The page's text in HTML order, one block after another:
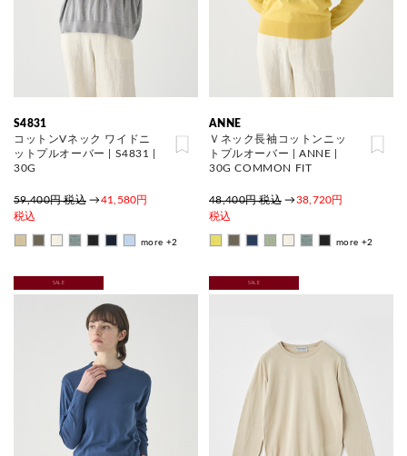
S4831
コットンVネック ワイドニ
ットプルオーバー | S4831 |
30G
59,400円 税込 →41,580円
税込
more +2
ANNE
Ｖネック長袖コットンニッ
トプルオーバー | ANNE |
30G COMMON FIT
48,400円 税込 →38,720円
税込
more +2
SALE SALE